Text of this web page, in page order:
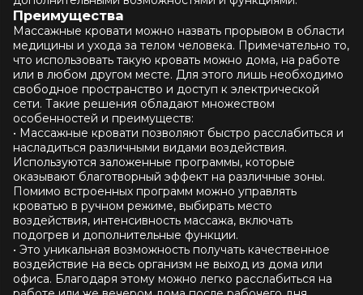
Преимущества
Массажные кровати можно назвать прорывом в области
медицины и ухода за телом человека. Примечательно то,
что использовать такую кровать можно дома, на работе
или в любом другом месте. Для этого лишь необходимо
свободное пространство и доступ к электрической
сети. Такие решения обладают множеством
особенностей и преимуществ:
• Массажные кровати позволяют быстро расслабиться и
насладиться различными видами воздействия.
Используются заложенные программы, которые
оказывают благотворный эффект на различные зоны.
Помимо встроенных программ можно управлять
кроватью в ручном режиме, выбирать место
воздействия, интенсивность массажа, включать
подогрев и дополнительные функции.
• Это уникальная возможность получать качественное
воздействие на весь организм не выход из дома или
офиса. Благодаря этому можно легко расслабиться на